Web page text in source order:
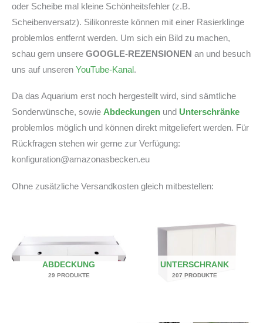
oder Scheibe mal kleine Schönheitsfehler (z.B.
Scheibenversatz). Silikonreste können mit einer Rasierklinge
problemlos entfernt werden. Um sich ein Bild zu machen,
schau gern unsere GOOGLE-REZENSIONEN an und besuch
uns auf unseren YouTube-Kanal.
Da das Aquarium erst noch hergestellt wird, sind sämtliche
Sonderwünsche, sowie Abdeckungen und Unterschränke
problemlos möglich und können direkt mitgeliefert werden. Für
Rückfragen stehen wir gerne zur Verfügung:
konfiguration@amazonasbecken.eu
Ohne zusätzliche Versandkosten gleich mitbestellen:
ABDECKUNG
29 PRODUKTE
UNTERSCHRANK
207 PRODUKTE